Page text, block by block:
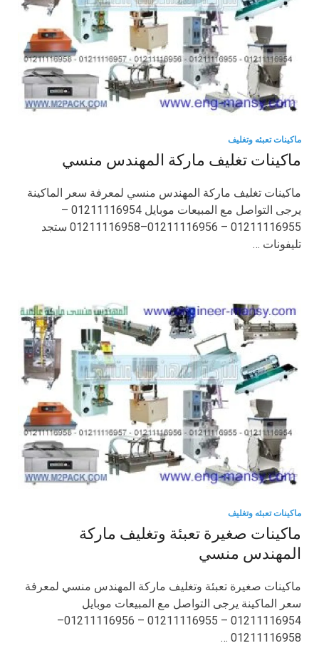
ماكينات تعبئه وتغليف
ماكينات تغليف ماركة المهندس منسي
ماكينات تغليف ماركة المهندس منسي لمعرفة سعر الماكينة
يرجى التواصل مع المبيعات موبايل 01211116954 –
01211116955 – 01211116956–01211116958 ستجد
تليفونات …
ماكينات تعبئه وتغليف
ماكينات صغيرة تعبئة وتغليف ماركة
المهندس منسي
ماكينات صغيرة تعبئة وتغليف ماركة المهندس منسي لمعرفة
سعر الماكينة يرجى التواصل مع المبيعات موبايل
01211116954 – 01211116955 – 01211116956–
01211116958 …